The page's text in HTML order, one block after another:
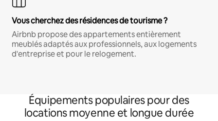
Vous cherchez des résidences de tourisme ?
Airbnb propose des appartements entièrement
meublés adaptés aux professionnels, aux logements
d'entreprise et pour le relogement.
Équipements populaires pour des
locations moyenne et longue durée